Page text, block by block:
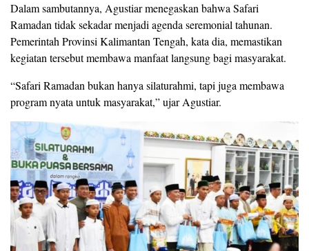
Dalam sambutannya, Agustiar menegaskan bahwa Safari
Ramadan tidak sekadar menjadi agenda seremonial tahunan.
Pemerintah Provinsi Kalimantan Tengah, kata dia, memastikan
kegiatan tersebut membawa manfaat langsung bagi masyarakat.
“Safari Ramadan bukan hanya silaturahmi, tapi juga membawa
program nyata untuk masyarakat,” ujar Agustiar.